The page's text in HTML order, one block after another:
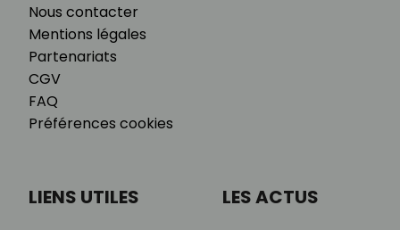
Nous contacter
Mentions légales
Partenariats
CGV
FAQ
Préférences cookies
LIENS UTILES LES ACTUS